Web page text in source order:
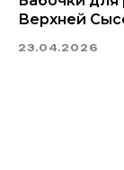
Верхней
23.04.2026